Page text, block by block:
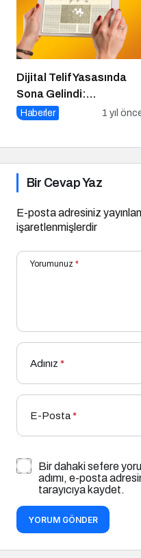
Dijital Telif Yasasında
Sona Gelindi:
Yayıncılara Haziran
Haberler 1 yıl
Bir Cevap Yaz
E-posta adresiniz
işaretlenmişlerdir
Yorumunuz *
Adınız *
E-Posta*
Bir dahaki sefere
adımı, e-posta
tarayıcıya kaydet.
YORUM GÖNDER